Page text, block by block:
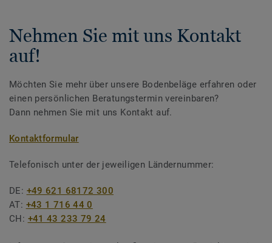
Nehmen Sie mit uns Kontakt
auf!
Möchten Sie mehr über unsere Bodenbeläge erfahren oder
einen persönlichen Beratungstermin vereinbaren?
Dann nehmen Sie mit uns Kontakt auf.
Kontaktformular
Telefonisch unter der jeweiligen Ländernummer:
DE: +49 621 68172 300
AT: +43 1 716 44 0
CH: +41 43 233 79 24